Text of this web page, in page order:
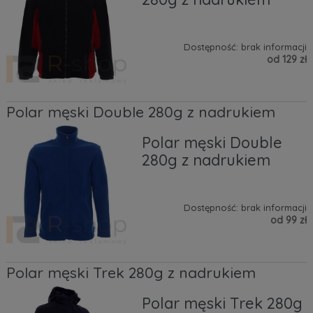
Dostępność: brak informacji
od 129 zł
Polar męski Double 280g z nadrukiem
Polar męski Double
280g z nadrukiem
Dostępność: brak informacji
od 99 zł
Polar męski Trek 280g z nadrukiem
Polar męski Trek 280g